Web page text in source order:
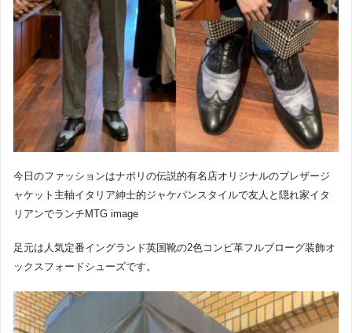
今日のファッションはナポリの伝説的有名店オリジナルのブレザージ
ャケット主軸イタリア紳士的ジャケパンスタイルで友人と隠れ家イタ
リアンでランチMTG image
足元は人気定番イングランド英国靴の2色コンビ革フルブローグ装飾オ
ックスフォードシューズです。